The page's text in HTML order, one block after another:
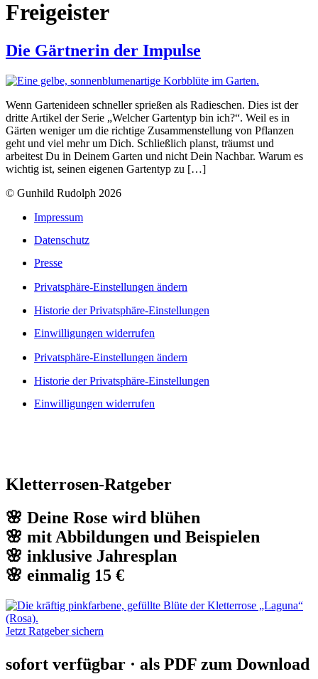
Freigeister
Die Gärtnerin der Impulse
Wenn Gartenideen schneller sprießen als Radieschen. Dies ist der
dritte Artikel der Serie „Welcher Gartentyp bin ich?“. Weil es in
Gärten weniger um die richtige Zusammenstellung von Pflanzen
geht und viel mehr um Dich. Schließlich planst, träumst und
arbeitest Du in Deinem Garten und nicht Dein Nachbar. Warum es
wichtig ist, seinen eigenen Gartentyp zu […]
© Gunhild Rudolph 2026
Impressum
Datenschutz
Presse
Privatsphäre-Einstellungen ändern
Historie der Privatsphäre-Einstellungen
Einwilligungen widerrufen
Privatsphäre-Einstellungen ändern
Historie der Privatsphäre-Einstellungen
Einwilligungen widerrufen
Kletterrosen-Ratgeber
🌸 Deine Rose wird blühen
🌸 mit Abbildungen und Beispielen
🌸 inklusive Jahresplan
🌸 einmalig 15 €
Jetzt Ratgeber sichern
sofort verfügbar · als PDF zum Download